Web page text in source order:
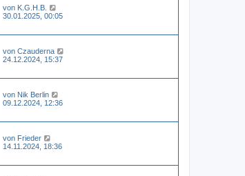
von K.G.H.B.
30.01.2025, 00:05
von Czauderna
24.12.2024, 15:37
von Nik Berlin
09.12.2024, 12:36
von Frieder
14.11.2024, 18:36